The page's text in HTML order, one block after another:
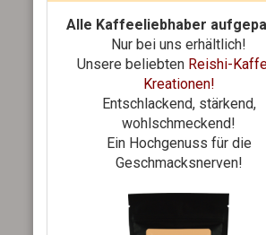
Alle Kaffeeliebhaber
Nur bei uns erhältlich!
Unsere beliebten Reishi-
Kreationen!
Entschlackend, stärkend,
wohlschmeckend!
Ein Hochgenuss für die
Geschmacksnerven!